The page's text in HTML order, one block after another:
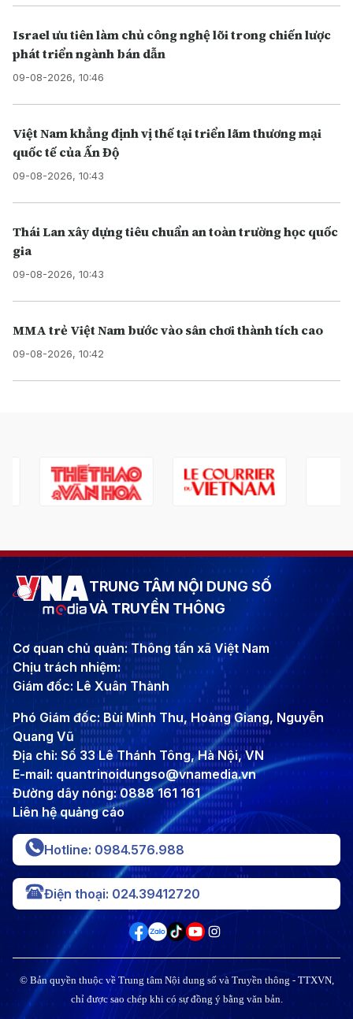
Israel ưu tiên làm chủ công nghệ lõi trong chiến lược
phát triển ngành bán dẫn
09-08-2026, 10:46
Việt Nam khẳng định vị thế tại triển lãm thương mại
quốc tế của Ấn Độ
09-08-2026, 10:43
Thái Lan xây dựng tiêu chuẩn an toàn trường học quốc
gia
09-08-2026, 10:43
MMA trẻ Việt Nam bước vào sân chơi thành tích cao
09-08-2026, 10:42
TRUNG TÂM NỘI DUNG SỐ
VÀ TRUYỀN THÔNG
Cơ quan chủ quản: Thông tấn xã Việt Nam
Chịu trách nhiệm:
Giám đốc: Lê Xuân Thành
Phó Giám đốc: Bùi Minh Thu, Hoàng Giang, Nguyễn
Quang Vũ
Địa chỉ: Số 33 Lê Thánh Tông, Hà Nội, VN
E-mail: quantrinoidungso@vnamedia.vn
Đường dây nóng: 0888 161 161
Liên hệ quảng cáo
Hotline: 0984.576.988
Điện thoại: 024.39412720
© Bản quyền thuộc về Trung tâm Nội dung số và Truyền thông - TTXVN,
chỉ được sao chép khi có sự đồng ý bằng văn bản.